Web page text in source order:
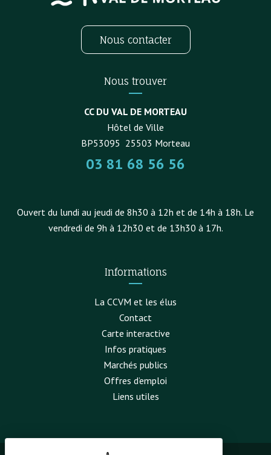
Nous contacter
Nous trouver
CC DU VAL DE MORTEAU
Hôtel de Ville
BP53095 25503 Morteau
03 81 68 56 56
Ouvert du lundi au jeudi de 8h30 à 12h et de 14h à 18h. Le
vendredi de 9h à 12h30 et de 13h30 à 17h.
Informations
La CCVM et les élus
Contact
Carte interactive
Infos pratiques
Marchés publics
Offres d’emploi
Liens utiles